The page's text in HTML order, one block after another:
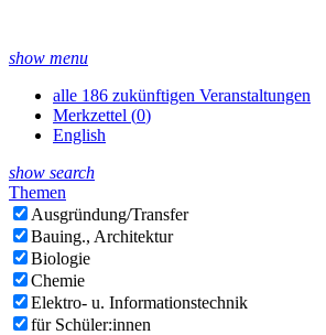
show menu
alle 186 zukünftigen Veranstaltungen
Merkzettel (0)
English
show search
Themen
Ausgründung/Transfer
Bauing., Architektur
Biologie
Chemie
Elektro- u. Informationstechnik
für Schüler:innen